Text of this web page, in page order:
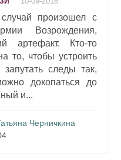
произошел с
Возрождения,
артефакт. Кто-то
то, чтобы устроить
следы так,
докопаться до
и...
Черничкина